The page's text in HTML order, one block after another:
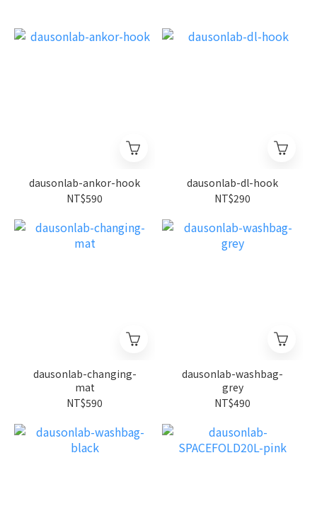
dausonlab-ankor-hook
NT$590
dausonlab-dl-hook
NT$290
dausonlab-changing-
mat
NT$590
dausonlab-washbag-
grey
NT$490